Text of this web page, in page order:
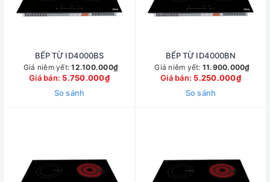
BẾP TỪ ID4000BS
Giá niêm yết:12.100.000₫
Giá bán: 5.750.000₫
So sánh
BẾP TỪ ID4000BN
Giá niêm yết: 11.900.000₫
Giá bán: 5.250.000₫
So sánh